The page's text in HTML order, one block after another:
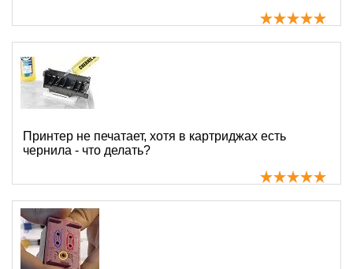
Принтер не печатает, хотя в картриджах есть
чернила - что делать?